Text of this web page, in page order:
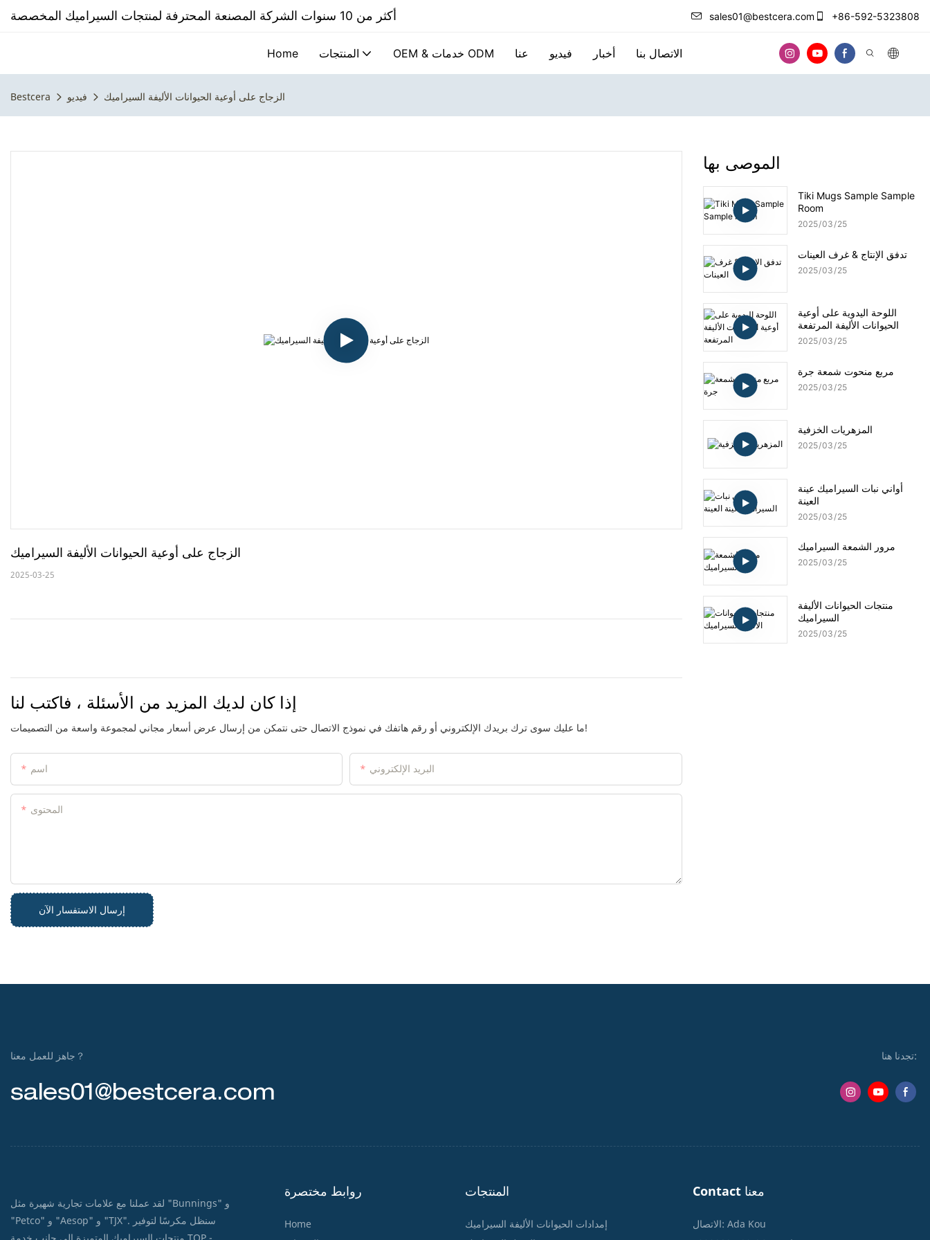
sales01@bestcera.com +86-592-5323808
Home المنتجات OEM & خدمات ODM عنا فيديو أخبار الاتصال بنا
Bestcera فيديو الزجاج على أوعية الحيوانات الأليفة السيراميك
الزجاج على أوعية الحيوانات الأليفة السيراميك
2025-03-25
إذا كان لديك المزيد من الأسئلة ، فاكتب لنا
ما عليك سوى ترك بريدك الإلكتروني أو رقم هاتفك في نموذج الاتصال حتى نتمكن من إرسال عرض أسعار مجاني لمجموعة واسعة من التصميمات!
اسم البريد الإلكتروني
المحتوى
إرسال الاستفسار الآن
الموصى بها
Tiki Mugs Sample Sample
Room
2025 03 25
تدفق الإنتاج & غرف العينات
2025 03 25
اللوحة اليدوية على أوعية
الحيوانات الأليفة المرتفعة
2025 03 25
مربع منحوت شمعة جرة
2025 03 25
المزهريات الخزفية
2025 03 25
أواني نبات السيراميك عينة
العينة
2025 03 25
مرور الشمعة السيراميك
2025 03 25
منتجات الحيوانات الأليفة
السيراميك
2025 03 25
جاهز للعمل معنا？
sales01@bestcera.com
تجدنا هنا:
لقد عملنا مع علامات تجارية شهيرة مثل "Bunnings" و
"Petco" و "Aesop" و "TJX". سنظل مكرسًا لتوفير
منتجات السيراميك المتميزة إلى جانب خدمة TOP -
روابط مختصرة
Home
المنتجات
إمدادات الحيوانات الأليفة السيراميك
Contact معنا
الاتصال: Ada Kou